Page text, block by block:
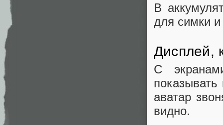
В
для симки
Дисплей,
С
аватар
видно.